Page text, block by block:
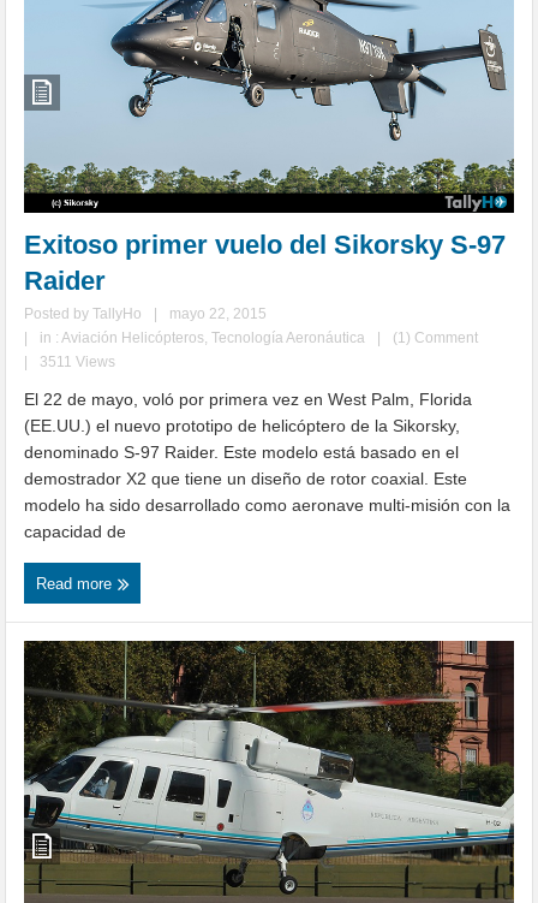
Exitoso primer vuelo del Sikorsky S-97
Raider
Posted byTallyHo
mayo 22, 2015
in :Aviación Helicópteros,Tecnología Aeronáutica
(1) Comment
3511 Views
El 22 de mayo, voló por primera vez en West Palm, Florida
(EE.UU.) el nuevo prototipo de helicóptero de la Sikorsky,
denominado S-97 Raider. Este modelo está basado en el
demostrador X2 que tiene un diseño de rotor coaxial. Este
modelo ha sido desarrollado como aeronave multi-misión con la
capacidad de
Read more